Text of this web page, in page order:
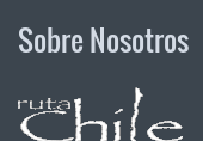
Sobre Nosotros